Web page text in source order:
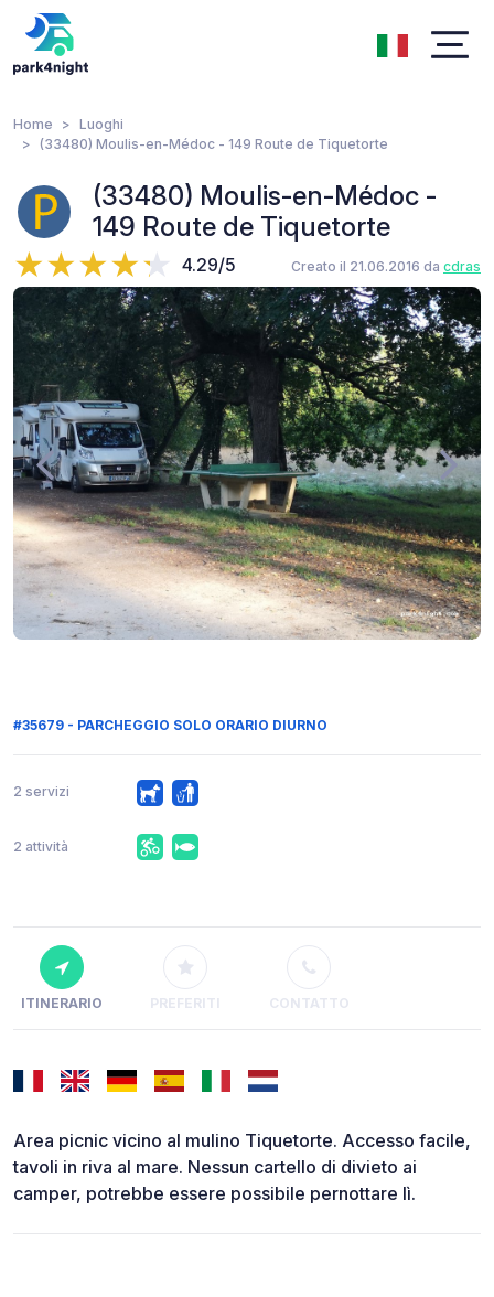
Home
Luoghi
(33480) Moulis-en-Médoc - 149 Route de Tiquetorte
(33480) Moulis-en-Médoc -
149 Route de Tiquetorte
4.29/5 Creato il 21.06.2016 da cdras
#35679 - PARCHEGGIO SOLO ORARIO DIURNO
2 servizi
2 attività
ITINERARIO PREFERITI CONTATTO
Area picnic vicino al mulino Tiquetorte. Accesso facile,
tavoli in riva al mare. Nessun cartello di divieto ai
camper, potrebbe essere possibile pernottare lì.